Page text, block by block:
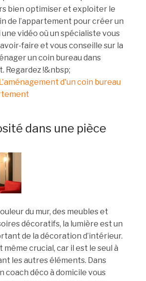
bien optimiser et exploiter le
de l’appartement pour créer un
une vidéo où un spécialiste vous
faire et vous conseille sur la
un coin bureau dans
Regardez !&nbsp;
d'un coin bureau
dans une pièce
du mur, des meubles et
décoratifs, la lumière est un
de la décoration d’intérieur.
même crucial, car il est le seul à
les autres éléments. Dans
coach déco à domicile vous